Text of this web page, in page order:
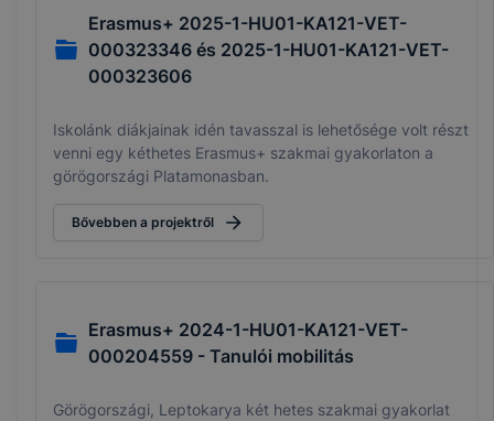
Erasmus+ 2025-1-HU01-KA121-VET-
000323346 és 2025-1-HU01-KA121-VET-
000323606
Iskolánk diákjainak idén tavasszal is lehetősége volt részt
venni egy kéthetes Erasmus+ szakmai gyakorlaton a
görögországi Platamonasban.
Bővebben a projektről
Erasmus+ 2024-1-HU01-KA121-VET-
000204559 - Tanulói mobilitás
Görögországi, Leptokarya két hetes szakmai gyakorlat